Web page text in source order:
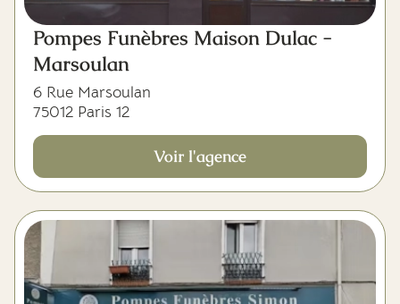
Pompes Funèbres Maison Dulac -
Marsoulan
6 Rue Marsoulan
75012 Paris 12
Voir l'agence